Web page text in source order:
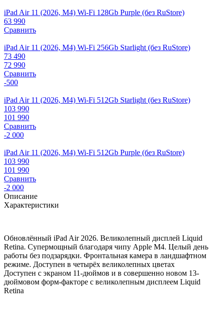
iPad Air 11 (2026, M4) Wi-Fi 128Gb Purple (без RuStore)
63 990
Сравнить
iPad Air 11 (2026, M4) Wi-Fi 256Gb Starlight (без RuStore)
73 490
72 990
Сравнить
-500
iPad Air 11 (2026, M4) Wi-Fi 512Gb Starlight (без RuStore)
103 990
101 990
Сравнить
-2 000
iPad Air 11 (2026, M4) Wi-Fi 512Gb Purple (без RuStore)
103 990
101 990
Сравнить
-2 000
Описание
Характеристики
Обновлённый iPad Air 2026. Великолепный дисплей Liquid
Retina. Супермощный благодаря чипу Apple M4. Целый день
работы без подзарядки. Фронтальная камера в ландшафтном
режиме. Доступен в четырёх великолепных цветах
Доступен с экраном 11-дюймов и в совершенно новом 13-
дюймовом форм-факторе с великолепным дисплеем Liquid
Retina